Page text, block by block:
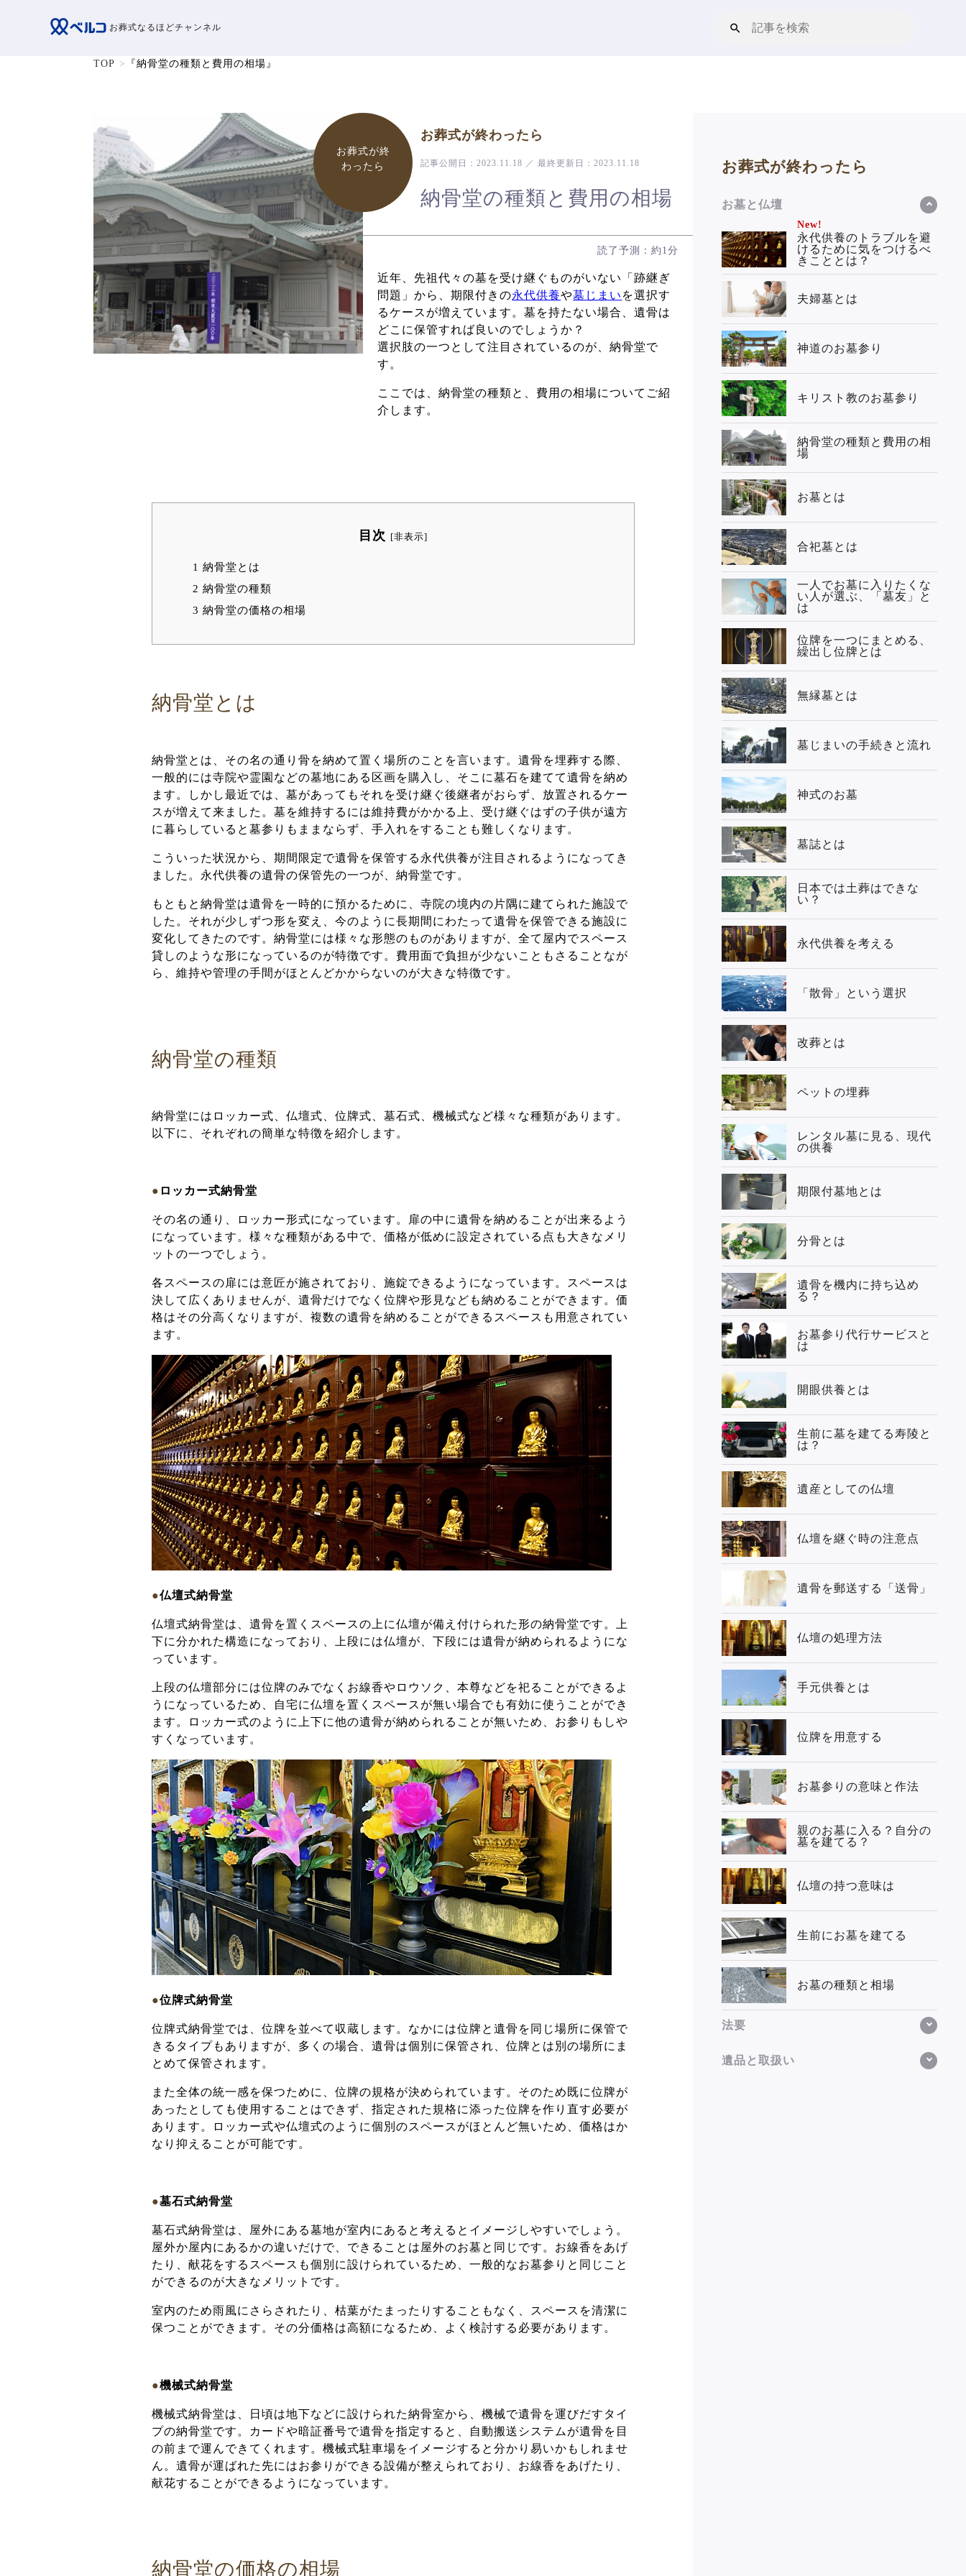
お葬式なるほどチャンネル
TOP 『納骨堂の種類と費用の相場』
お葬式が終
わったら
お葬式が終わったら
記事公開日：2023.11.18 ／ 最終更新日：2023.11.18
納骨堂の種類と費用の相場
読了予測：約1分
近年、先祖代々の墓を受け継ぐものがいない「跡継ぎ
問題」から、期限付きの永代供養や墓じまい を選択す
るケースが増えています。墓を持たない場合、遺骨は
どこに保管すれば良いのでしょうか？
選択肢の一つとして注目されているのが、納骨堂で
す。
ここでは、納骨堂の種類と、費用の相場についてご紹
介します。
目次 [非表示]
1 納骨堂とは
2 納骨堂の種類
3 納骨堂の価格の相場
納骨堂とは
納骨堂とは、その名の通り骨を納めて置く場所のことを言います。遺骨を埋葬する際、
一般的には寺院や霊園などの墓地にある区画を購入し、そこに墓石を建てて遺骨を納め
ます。しかし最近では、墓があってもそれを受け継ぐ後継者がおらず、放置されるケー
スが増えて来ました。 墓を維持するには維持費がかかる上、受け継ぐはずの子供が遠方
に暮らしていると墓参りもままならず、手入れをすることも難しくなります。
こういった状況から、期間限定で遺骨を保管する永代供養が注目されるようになってき
ました。 永代供養の遺骨の保管先の一つが、納骨堂です。
もともと納骨堂は遺骨を一時的に預かるために、寺院の境内の片隅に建てられた施設で
した。それが少しずつ形を変え、今のように長期間にわたって遺骨を保管できる施設に
変化してきたのです。 納骨堂には様々な形態のものがありますが、全て屋内でスペース
貸しのような形になっているのが特徴です。費用面で負担が少ないこともさることなが
ら、維持や管理の手間がほとんどかからないのが大きな特徴です。
納骨堂の種類
納骨堂にはロッカー式、仏壇式、位牌式、墓石式、機械式など様々な種類があります。
以下に、それぞれの簡単な特徴を紹介します。
● ロッカー式納骨堂
その名の通り、ロッカー形式になっています。扉の中に遺骨を納めることが出来るよう
になっています。 様々な種類がある中で、価格が低めに設定されている点も大きなメリ
ットの一つでしょう。
各スペースの扉には意匠が施されており、施錠できるようになっています。スペースは
決して広くありませんが、遺骨だけでなく位牌や形見なども納めることができます。 価
格はその分高くなりますが、複数の遺骨を納めることができるスペースも用意されてい
ます。
●仏壇式納骨堂
仏壇式納骨堂は、遺骨を置くスペースの上に仏壇が備え付けられた形の納骨堂です。上
下に分かれた構造になっており、上段には仏壇が、下段には遺骨が納められるようにな
っています。
上段の仏壇部分には位牌のみでなくお線香やロウソク、本尊などを祀ることができるよ
うになっているため、自宅に仏壇を置くスペースが無い場合でも有効に使うことができ
ます。
ロッカー式のように上下に他の遺骨が納められることが無いため、お参りもしや
すくなっています。
●位牌式納骨堂
位牌式納骨堂では、位牌を並べて収蔵します。なかには位牌と遺骨を同じ場所に保管で
きるタイプもありますが、多くの場合、遺骨は個別に保管され、位牌とは別の場所にま
とめて保管されます。
また全体の統一感を保つために、位牌の規格が決められています。 そのため既に位牌が
あったとしても使用することはできず、指定された規格に添った位牌を作り直す必要が
あります。
ロッカー式や仏壇式のように個別のスペースがほとんど無いため、価格はか
なり抑えることが可能です。
●墓石式納骨堂
墓石式納骨堂は、屋外にある墓地が室内にあると考えるとイメージしやすいでしょう。
屋外か屋内にあるかの違いだけで、できることは屋外のお墓と同じです。 お線香をあげ
たり、献花をするスペースも個別に設けられているため、一般的なお墓参りと同じこと
ができるのが大きなメリットです。
室内のため雨風にさらされたり、枯葉がたまったりすることもなく、スペースを清潔に
保つことができます。 その分価格は高額になるため、よく検討する必要があります。
●機械式納骨堂
機械式納骨堂は、日頃は地下などに設けられた納骨室から、機械で遺骨を運びだすタイ
プの納骨堂です。カードや暗証番号で遺骨を指定すると、自動搬送システムが遺骨を目
の前まで運んできてくれます。機械式駐車場をイメージすると分かり易いかもしれませ
ん。遺骨が運ばれた先にはお参りができる設備が整えられており、お線香をあげたり、
献花することができるようになっています。
納骨堂の価格の相場
お葬式が終わったら
お墓と仏壇
New!
永代供養のトラブルを避
けるために気をつけるべ
きこととは？
夫婦墓とは
神道のお墓参り
キリスト教のお墓参り
納骨堂の種類と費用の相
場
お墓とは
合祀墓とは
一人でお墓に入りたくな
い人が選ぶ、「墓友」と
は
位牌を一つにまとめる、
繰出し位牌とは
無縁墓とは
墓じまいの手続きと流れ
神式のお墓
墓誌とは
日本では土葬はできな
い？
永代供養を考える
「散骨」という選択
改葬とは
ペットの埋葬
レンタル墓に見る、現代
の供養
期限付墓地とは
分骨とは
遺骨を機内に持ち込め
る？
お墓参り代行サービスと
は
開眼供養とは
生前に墓を建てる寿陵と
は？
遺産としての仏壇
仏壇を継ぐ時の注意点
遺骨を郵送する「送骨」
仏壇の処理方法
手元供養とは
位牌を用意する
お墓参りの意味と作法
親のお墓に入る？自分の
墓を建てる？
仏壇の持つ意味は
生前にお墓を建てる
お墓の種類と相場
法要
遺品と取扱い